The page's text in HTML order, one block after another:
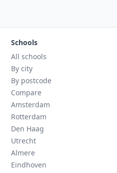
Schools
All schools
By city
By postcode
Compare
Amsterdam
Rotterdam
Den Haag
Utrecht
Almere
Eindhoven